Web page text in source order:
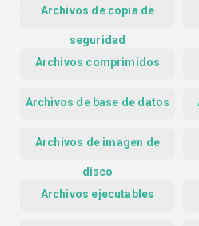
Archivos de copia de
seguridad
Archivos comprimidos
Archivos de base de datos
Archivos de imagen de
disco
Archivos ejecutables